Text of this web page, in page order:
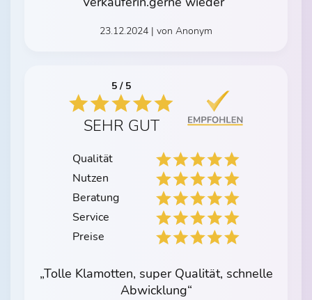
23.12.2024 | von Anonym
5 / 5
SEHR GUT
Qualität
Nutzen
Beratung
Service
Preise
„Tolle Klamotten, super Qualität, schnelle
Abwicklung“